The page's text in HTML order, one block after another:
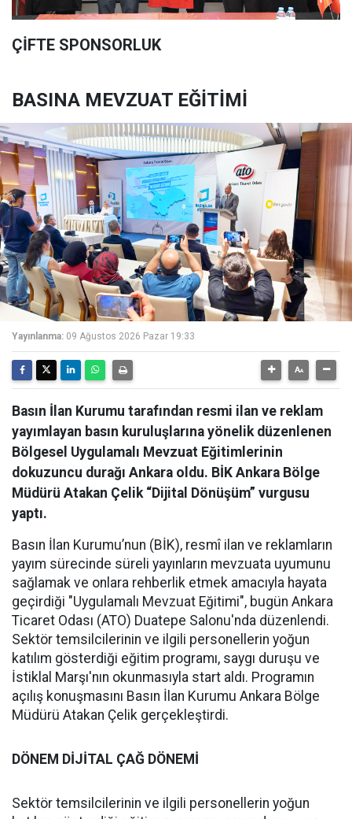
ÇİFTE SPONSORLUK
BASINA MEVZUAT EĞİTİMİ
Yayınlanma: 09 Ağustos 2026 Pazar 19:33
Basın İlan Kurumu tarafından resmi ilan ve reklam
yayımlayan basın kuruluşlarına yönelik düzenlenen
Bölgesel Uygulamalı Mevzuat Eğitimlerinin
dokuzuncu durağı Ankara oldu. BİK Ankara Bölge
Müdürü Atakan Çelik “Dijital Dönüşüm” vurgusu
yaptı.
Basın İlan Kurumu’nun (BİK), resmî ilan ve reklamların
yayım sürecinde süreli yayınların mevzuata uyumunu
sağlamak ve onlara rehberlik etmek amacıyla hayata
geçirdiği "Uygulamalı Mevzuat Eğitimi", bugün Ankara
Ticaret Odası (ATO) Duatepe Salonu'nda düzenlendi.
Sektör temsilcilerinin ve ilgili personellerin yoğun
katılım gösterdiği eğitim programı, saygı duruşu ve
İstiklal Marşı'nın okunmasıyla start aldı. Programın
açılış konuşmasını Basın İlan Kurumu Ankara Bölge
Müdürü Atakan Çelik gerçekleştirdi.
DÖNEM DİJİTAL ÇAĞ DÖNEMİ
Sektör temsilcilerinin ve ilgili personellerin yoğun